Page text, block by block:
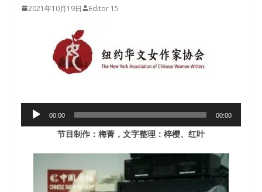
2021年10月19日 Editor 15
频
00:00 00:00
节目制作：梅菁，文字整理：梓樱、红叶